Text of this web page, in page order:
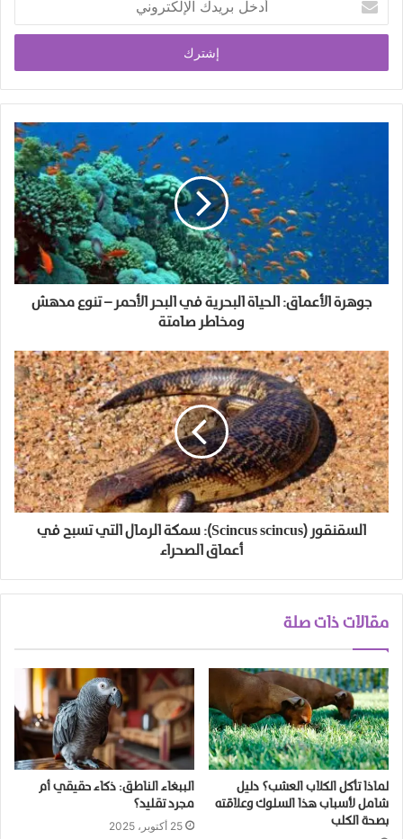
بريدك
الإلكتروني
جوهرة الأعماق: الحياة البحرية في البحر الأحمر – تنوع مدهش
ومخاطر صامتة
السقنقور (Scincus scincus): سمكة الرمال التي تسبح في
أعماق الصحراء
مقالات ذات صلة
لماذا تأكل الكلاب العشب؟ دليل
شامل لأسباب هذا السلوك وعلاقته
بصحة الكلب
الببغاء الناطق: ذكاء حقيقي أم
مجرد تقليد؟
25 أكتوبر، 2025